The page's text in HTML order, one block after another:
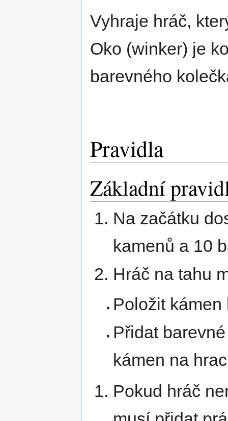
Vyhraje hráč,
Oko (winker) je
barevného
Pravidla
Základní
Na začátku
kamenů a 10
Hráč na tahu
Položit
Přidat
kámen na
Pokud hráč